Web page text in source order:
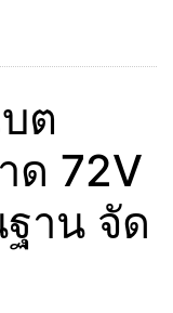
ต
ด 72V
าน จัด